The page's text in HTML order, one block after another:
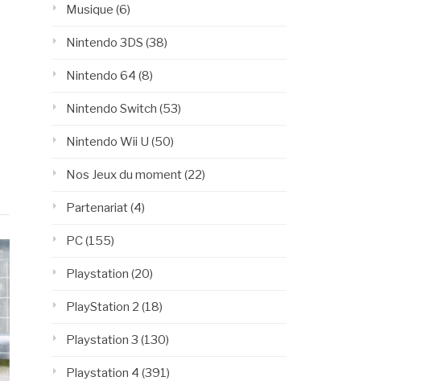
Musique (6)
Nintendo 3DS (38)
Nintendo 64 (8)
Nintendo Switch (53)
Nintendo Wii U (50)
Nos Jeux du moment(22)
Partenariat(4)
PC(155)
Playstation (20)
PlayStation 2 (18)
Playstation 3 (130)
Playstation 4 (391)